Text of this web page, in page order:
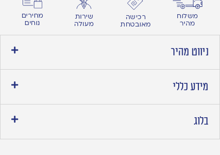
משלוח
מהיר
רכישה
מאובטחת
שירות
מעולה
מחירים
נוחים
ניווט מהיר
מידע כללי
בלוג